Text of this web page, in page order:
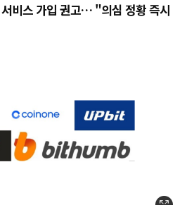
서비스 가입 권고… "의심 정황 즉시